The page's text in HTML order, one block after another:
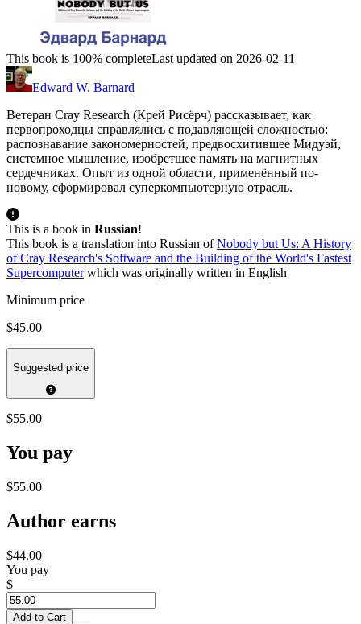
This book is 100% completeLast updated on 2026-02-11
Edward W. Barnard
Ветеран Cray Research (Крей Рисёрч) рассказывает, как
первопроходцы справлялись с подавляющей сложностью:
распознавание закономерностей, предвосхитившее Мидуэй,
системное мышление, изобретшее память на магнитных
сердечниках. Опыт из одной области, применённый по-
новому, сформировал суперкомпьютерную отрасль.
This is a book in Russian!
This book is a translation into Russian ofNobody but Us: A History
of Cray Research's Software and the Building of the World's Fastest
Supercomputerwhich was originally written in English
Minimum price
$45.00
Suggested price
$55.00
You pay
$55.00
Author earns
$44.00
You pay
$
Add to Cart